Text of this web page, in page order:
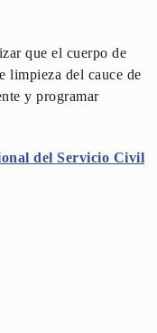
que el cuerpo de
limpieza del cauce de
y programar
del Servicio Civil